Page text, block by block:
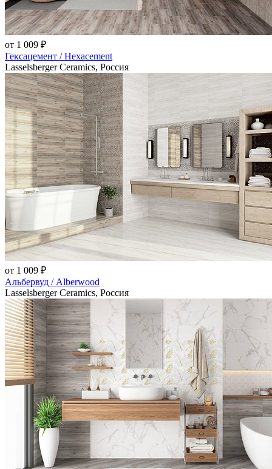
от 1 009 ₽
Гексацемент / Hexacement
Lasselsberger Ceramics, Россия
от 1 009 ₽
Альбервуд / Alberwood
Lasselsberger Ceramics, Россия